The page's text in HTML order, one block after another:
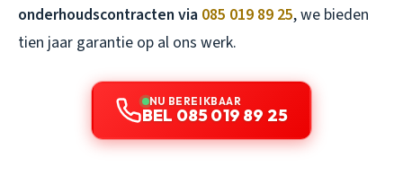
onderhoudscontracten via 085 019 89 25, we bieden
tien jaar garantie op al ons werk.
NU BEREIKBAAR
BEL 085 019 89 25